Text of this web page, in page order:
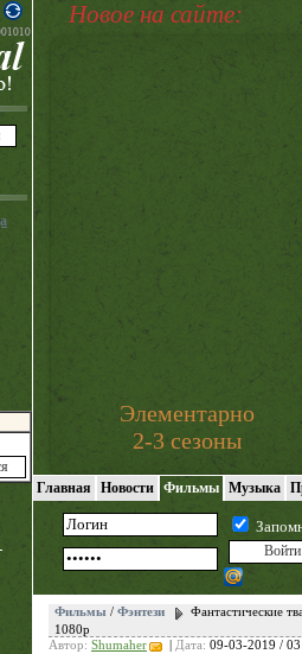
Новое на сайте:
Элементарно
2-3 сезоны
Главная Новости Фильмы Музыка
Фильмы / Фэнтези
Фантастические
1080p
Автор: Shumaher Дата: 09-03-2019 /